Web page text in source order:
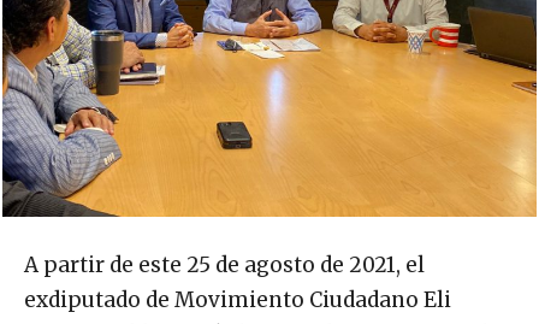
A partir de este 25 de agosto de 2021, el
exdiputado de Movimiento Ciudadano Eli